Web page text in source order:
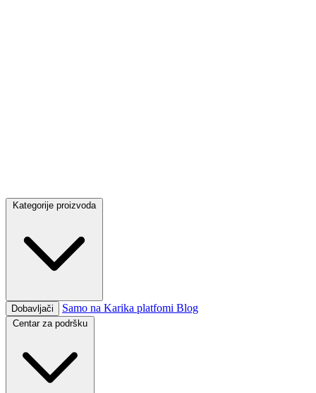
Kategorije proizvoda
Dobavljači Samo na Karika platfomi Blog
Centar za podršku